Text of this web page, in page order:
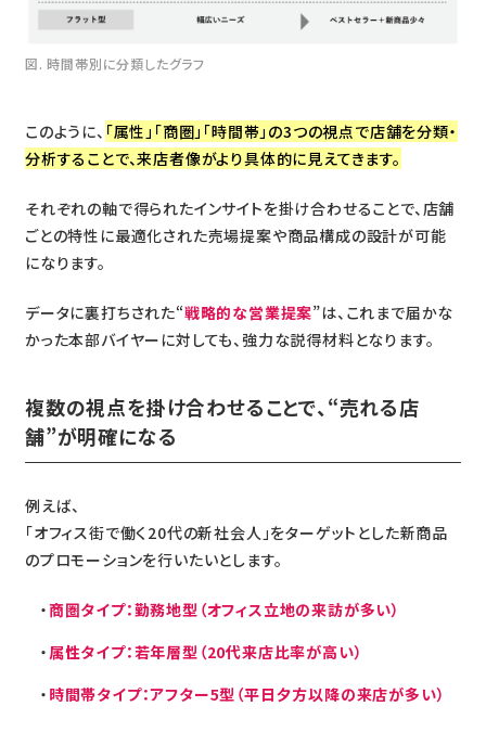
図. 時間帯別に分類したグラフ
このように、 「属性」「商圏」「時間帯」の3つの視点で店舗を分類・
分析することで、来店者像がより具体的に見えてきます。
それぞれの軸で得られたインサイトを掛け合わせることで、店舗
ごとの特性に最適化された売場提案や商品構成の設計が可能
になります。
データに裏打ちされた“戦略的な営業提案”は、これまで届かな
かった本部バイヤーに対しても、強力な説得材料となります。
複数の視点を掛け合わせることで、“売れる店
舗”が明確になる
例えば、
「オフィス街で働く20代の新社会人」をターゲットとした新商品
のプロモーションを行いたいとします。
商圏タイプ：勤務地型（オフィス立地の来訪が多い）
属性タイプ：若年層型（20代来店比率が高い）
時間帯タイプ：アフター5型（平日夕方以降の来店が多い）